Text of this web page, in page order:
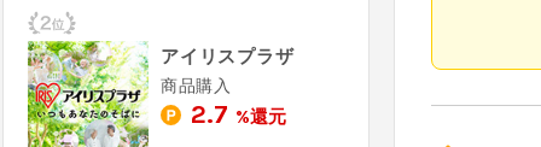
アイリスプラザ
商品購入
2.7 %還元